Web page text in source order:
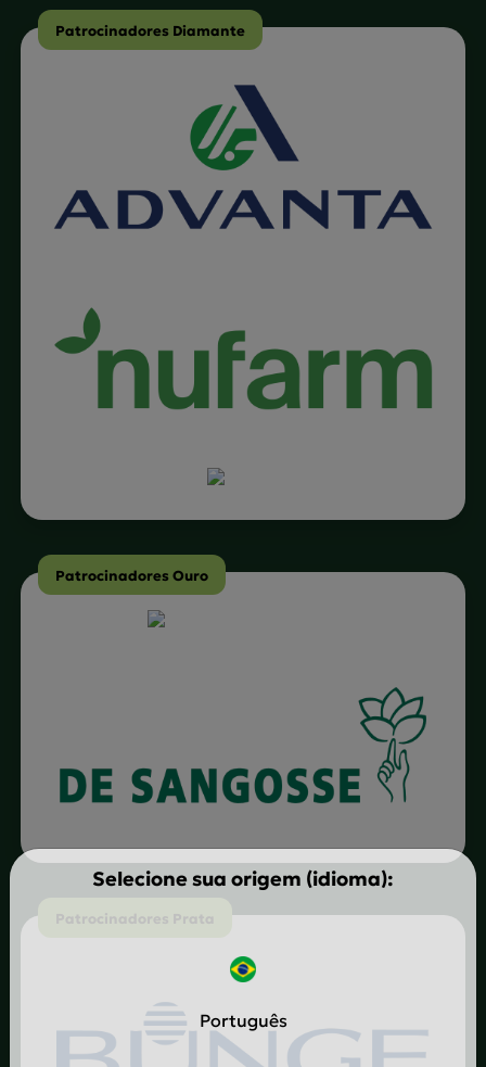
Patrocinadores Diamante
Patrocinadores Ouro
Patrocinadores Prata
Selecione sua origem (idioma):
Português